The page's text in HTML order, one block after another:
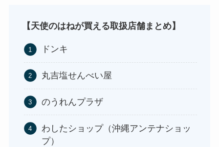
【天使のはねが買える取扱店舗まとめ】
ドンキ
丸吉塩せんべい屋
のうれんプラザ
わしたショップ（沖縄アンテナショッ
プ）